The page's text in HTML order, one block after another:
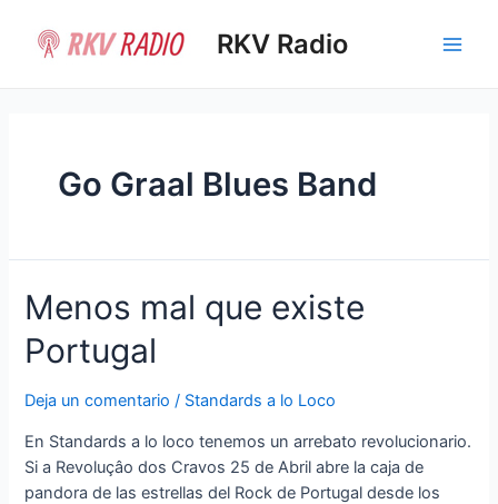
contenido
RKV Radio
Go Graal Blues Band
Menos mal que existe
Portugal
Deja un comentario / Standards a lo Loco
En Standards a lo loco tenemos un arrebato revolucionario.
Si a Revoluçâo dos Cravos 25 de Abril abre la caja de
pandora de las estrellas del Rock de Portugal desde los